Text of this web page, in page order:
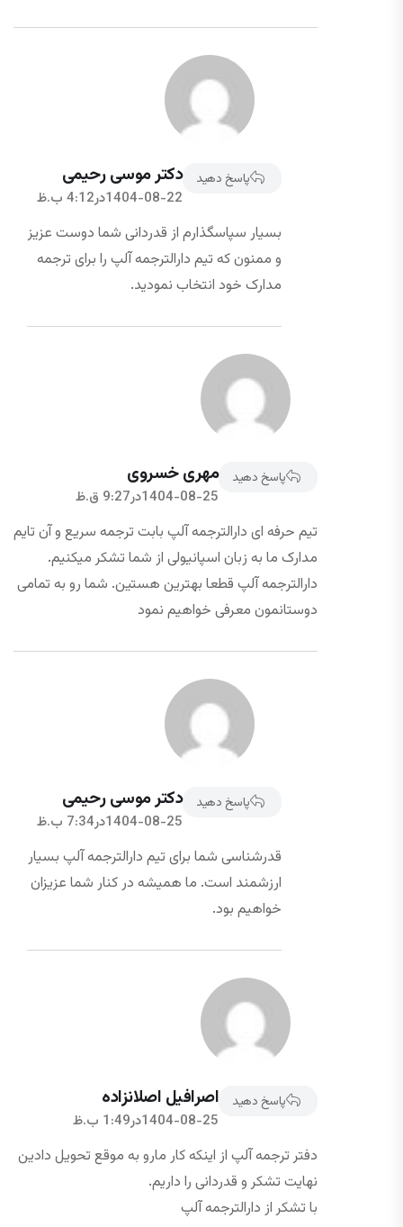
دکتر موسی رحیمی پاسخ دهید
1404-08-22در4:12 ب.ظ
بسیار سپاسگذارم از قدردانی شما دوست عزیز
و ممنون که تیم دارالترجمه آلپ را برای ترجمه
مدارک خود انتخاب نمودید.
مهری خسروی پاسخ دهید
1404-08-25در9:27 ق.ظ
تیم حرفه ای دارالترجمه آلپ بابت ترجمه سریع و آن تایم
مدارک ما به زبان اسپانیولی از شما تشکر میکنیم.
دارالترجمه آلپ قطعا بهترین هستین. شما رو به تمامی
دوستانمون معرفی خواهیم نمود
دکتر موسی رحیمی پاسخ دهید
1404-08-25در7:34 ب.ظ
قدرشناسی شما برای تیم دارالترجمه آلپ بسیار
ارزشمند است. ما همیشه در کنار شما عزیزان
خواهیم بود.
اصرافیل اصلانزاده پاسخ دهید
1404-08-25در1:49 ب.ظ
دفتر ترجمه آلپ از اینکه کار مارو به موقع تحویل دادین
نهایت تشکر و قدردانی را داریم.
با تشکر از دارالترجمه آلپ